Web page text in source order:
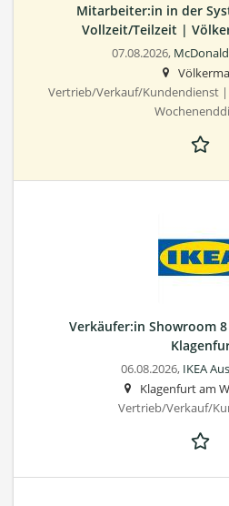
Mitarbeiter:in in der
Vollzeit/Teilzeit |
07.08.2026,
Vertrieb/Verkauf/Kundendienst
Verkäufer:in Showroom 8
06.08.2026, IKEA
Klagenfurt am
Vertrieb/Verkauf/